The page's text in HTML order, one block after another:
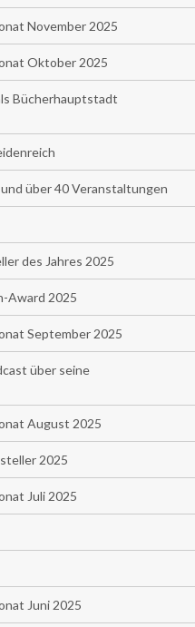
November 2025
Oktober 2025
Bücherhauptstadt
über 40 Veranstaltungen
des Jahres 2025
Award 2025
September 2025
über seine
August 2025
2025
Juli 2025
Juni 2025